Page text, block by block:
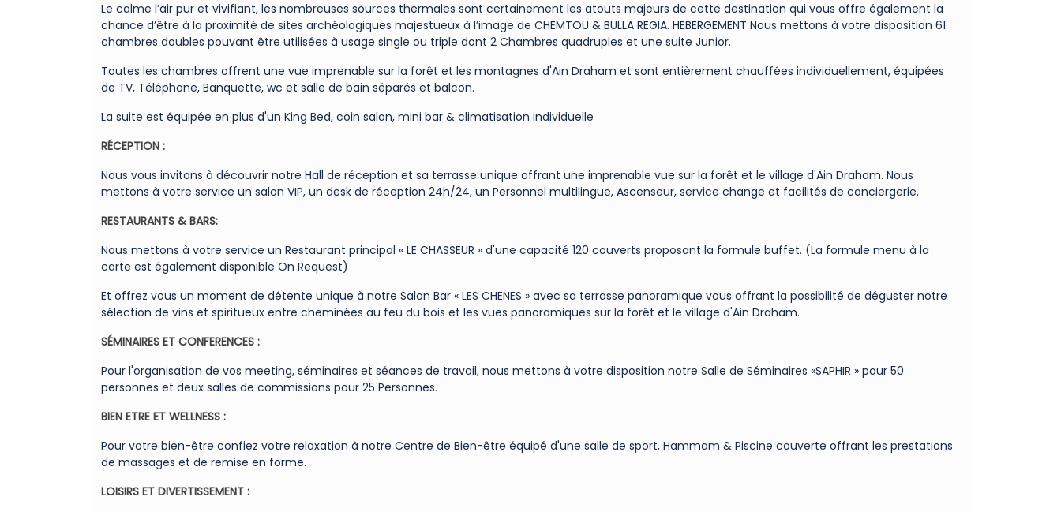
Le calme l’air pur et vivifiant, les nombreuses sources thermales sont certainement les atouts majeurs de cette destination qui vous offre également la
chance d’être à la proximité de sites archéologiques majestueux à l’image de CHEMTOU & BULLA REGIA. HEBERGEMENT Nous mettons à votre disposition 61
chambres doubles pouvant être utilisées à usage single ou triple dont 2 Chambres quadruples et une suite Junior.
Toutes les chambres offrent une vue imprenable sur la forêt et les montagnes d'Ain Draham et sont entièrement chauffées individuellement, équipées
de TV, Téléphone, Banquette, wc et salle de bain séparés et balcon.
La suite est équipée en plus d'un King Bed, coin salon, mini bar & climatisation individuelle
RÉCEPTION :
Nous vous invitons à découvrir notre Hall de réception et sa terrasse unique offrant une imprenable vue sur la forêt et le village d'Ain Draham. Nous
mettons à votre service un salon VIP, un desk de réception 24h/24, un Personnel multilingue, Ascenseur, service change et facilités de conciergerie.
RESTAURANTS & BARS:
Nous mettons à votre service un Restaurant principal « LE CHASSEUR » d'une capacité 120 couverts proposant la formule buffet. (La formule menu à la
carte est également disponible On Request)
Et offrez vous un moment de détente unique à notre Salon Bar « LES CHENES » avec sa terrasse panoramique vous offrant la possibilité de déguster notre
sélection de vins et spiritueux entre cheminées au feu du bois et les vues panoramiques sur la forêt et le village d'Ain Draham.
SÉMINAIRES ET CONFERENCES :
Pour l'organisation de vos meeting, séminaires et séances de travail, nous mettons à votre disposition notre Salle de Séminaires «SAPHIR » pour 50
personnes et deux salles de commissions pour 25 Personnes.
BIEN ETRE ET WELLNESS :
Pour votre bien-être confiez votre relaxation à notre Centre de Bien-être équipé d'une salle de sport, Hammam & Piscine couverte offrant les prestations
de massages et de remise en forme.
LOISIRS ET DIVERTISSEMENT :